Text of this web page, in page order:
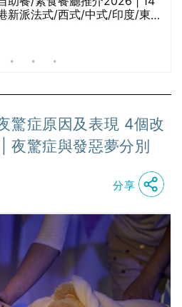
新派法式/西式/中式/印度/東南
驚症原因及表現 4個改
夜驚症與發惡夢分別
分享